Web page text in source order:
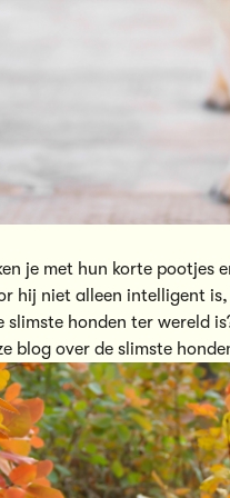
je met hun korte pootjes
hij niet alleen intelligent
slimste honden ter wereld
blog over de slimste